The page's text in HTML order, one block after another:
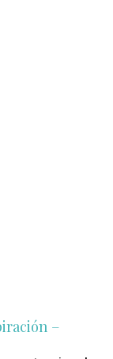
–